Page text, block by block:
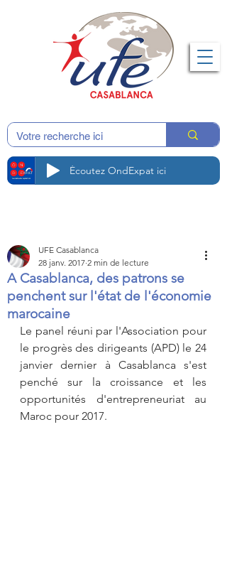
Écoutez OndExpat ici
A Casablanca, des patrons se
penchent sur l'état de l'économie
marocaine
UFE Casablanca
28 janv. 2017 2 min de lecture
Le panel réuni par l'Association pour
le progrès des dirigeants (APD) le 24
janvier dernier à Casablanca s'est
penché sur la croissance et les
opportunités d'entrepreneuriat au
Maroc pour 2017.